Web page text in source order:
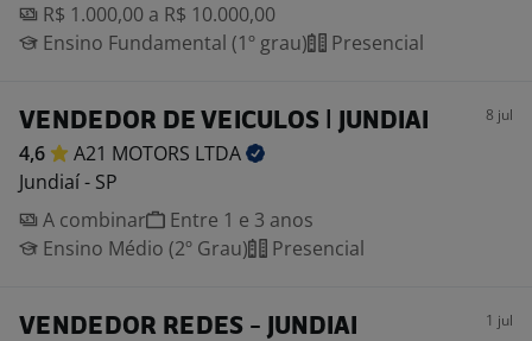
R$ 1.000,00 a R$ 10.000,00
Ensino Fundamental (1º grau)
Presencial
VENDEDOR DE VEICULOS | JUNDIAI 8 jul
4,6 A21 MOTORS LTDA
Jundiaí - SP
A combinar
Entre 1 e 3 anos
Ensino Médio (2º Grau)
Presencial
VENDEDOR REDES - JUNDIAI 1 jul